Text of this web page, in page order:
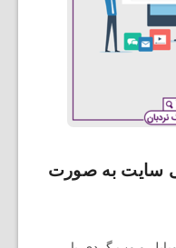
سایت به صورت